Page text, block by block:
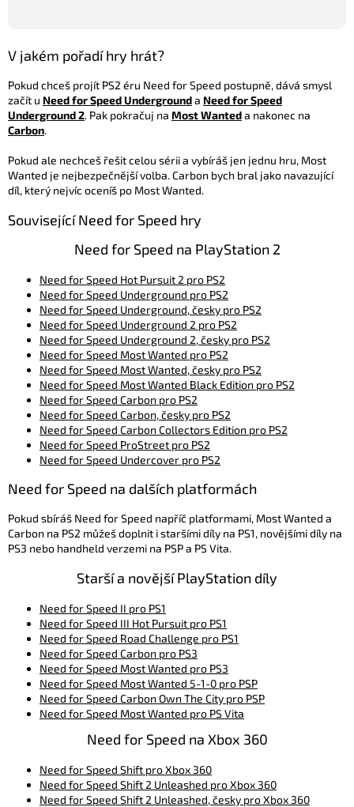
V jakém pořadí hry hrát?
Pokud chceš projít PS2 éru Need for Speed postupně, dává smysl
začít u Need for Speed Undergrounda Need for Speed
Underground 2. Pak pokračuj na Most Wanteda nakonec na
Carbon.
Pokud ale nechceš řešit celou sérii a vybíráš jen jednu hru, Most
Wanted je nejbezpečnější volba. Carbon bych bral jako navazující
díl, který nejvíc oceníš po Most Wanted.
Související Need for Speed hry
Need for Speed na PlayStation 2
Need for Speed Hot Pursuit 2 pro PS2
Need for Speed Underground pro PS2
Need for Speed Underground, česky pro PS2
Need for Speed Underground 2 pro PS2
Need for Speed Underground 2, česky pro PS2
Need for Speed Most Wanted pro PS2
Need for Speed Most Wanted, česky pro PS2
Need for Speed Most Wanted Black Edition pro PS2
Need for Speed Carbon pro PS2
Need for Speed Carbon, česky pro PS2
Need for Speed Carbon Collectors Edition pro PS2
Need for Speed ProStreet pro PS2
Need for Speed Undercover pro PS2
Need for Speed na dalších platformách
Pokud sbíráš Need for Speed napříč platformami, Most Wanted a
Carbon na PS2 můžeš doplnit i staršími díly na PS1, novějšími díly na
PS3 nebo handheld verzemi na PSP a PS Vita.
Starší a novější PlayStation díly
Need for Speed II pro PS1
Need for Speed III Hot Pursuit pro PS1
Need for Speed Road Challenge pro PS1
Need for Speed Carbon pro PS3
Need for Speed Most Wanted pro PS3
Need for Speed Most Wanted 5-1-0 pro PSP
Need for Speed Carbon Own The City pro PSP
Need for Speed Most Wanted pro PS Vita
Need for Speed na Xbox 360
Need for Speed Shift pro Xbox 360
Need for Speed Shift 2 Unleashed pro Xbox 360
Need for Speed Shift 2 Unleashed, česky pro Xbox 360